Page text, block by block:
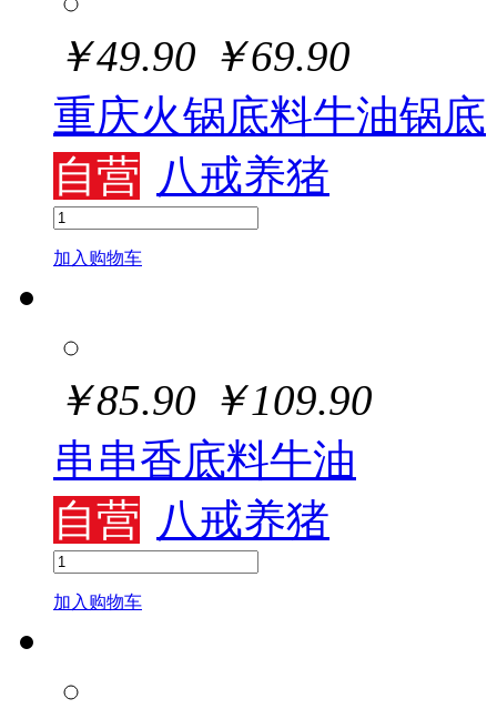
￥49.90 ￥69.90
重庆火锅底料牛油锅底
自营 八戒养猪
加入购物车
￥85.90 ￥109.90
串串香底料牛油
自营 八戒养猪
加入购物车